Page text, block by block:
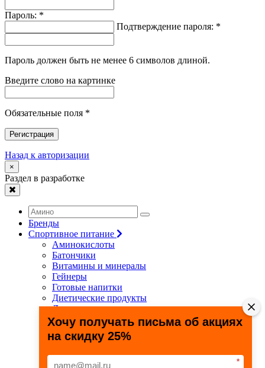
Пароль: *
Подтверждение пароля: *
Пароль должен быть не менее 6 символов длиной.
Введите слово на картинке
Обязательные поля *
Регистрация
Назад к авторизации
×
Раздел в разработке
Бренды
Спортивное питание
Аминокислоты
Батончики
Витамины и минералы
Гейнеры
Готовые напитки
Диетические продукты
Для связок и суставов
Жиросжигатели
Здоровье и долголетие
Креатин
Специальные препараты
Хочу получать письма об акциях
на скидку 25%
*